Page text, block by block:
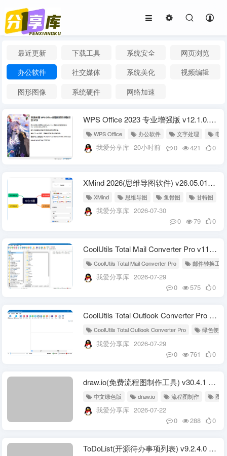
最近更新 下载工具 系统安全
网页浏览
办公软件
社交媒体 系统美化
视频编辑
图形图像
系统硬件 网络加速
WPS Office 2023 专业增强版 v12.1.0.26899 永久激活版(08.06)
WPS Office 办公软件 文字处理 电
我爱分享库 20小时前 0 421 0
XMind 2026(思维导图软件) v26.05.01105 中文绿色版
XMind 思维导图 鱼骨图 甘特图
我爱分享库 2026-07-30
0
79 0
CoolUtils Total Mail Converter Pro v11.1.0.794 多语便携版
CoolUtils Total Mail Converter Pro 邮件转换工具
我爱分享库 2026-07-29
0
575 0
CoolUtils Total Outlook Converter Pro v5.1.1.640 多语便携版
CoolUtils Total Outlook Converter Pro 绿色便携
我爱分享库 2026-07-29
0
761 0
draw.io(免费流程图制作工具) v30.4.1 中文绿色版
中文绿色版 draw.io 流程图制作 图
我爱分享库 2026-07-22
0
288 0
ToDoList(开源待办事项列表) v9.2.4.0 中文绿色版